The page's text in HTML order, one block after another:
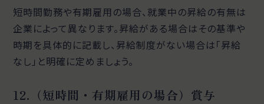
短時間勤務や有期雇用の場合、就業中の昇給の有無は
企業によって異なります。昇給がある場合はその基準や
時期を具体的に記載し、昇給制度がない場合は「昇給
なし」と明確に定めましょう。
12.（短時間・有期雇用の場合）賞与